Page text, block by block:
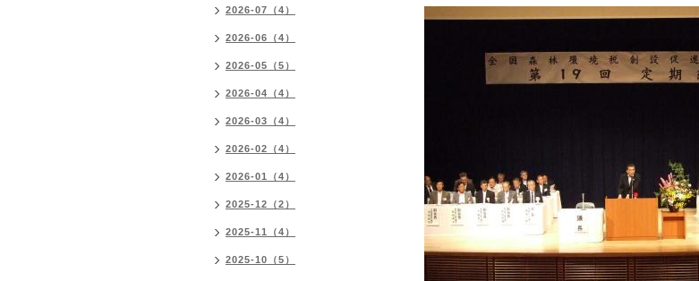
2026-07（4）
2026-06（4）
2026-05（5）
2026-04（4）
2026-03（4）
2026-02（4）
2026-01（4）
2025-12（2）
2025-11（4）
2025-10（5）